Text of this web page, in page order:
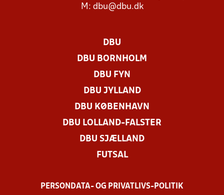
M: dbu@dbu.dk
DBU
DBU BORNHOLM
DBU FYN
DBU JYLLAND
DBU KØBENHAVN
DBU LOLLAND-FALSTER
DBU SJÆLLAND
FUTSAL
PERSONDATA- OG PRIVATLIVS-POLITIK